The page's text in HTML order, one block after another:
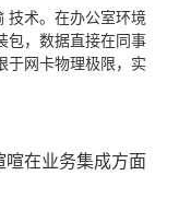
技术。在办公室环境
包，数据直接在同事
于网卡物理极限，实
喧在业务集成方面